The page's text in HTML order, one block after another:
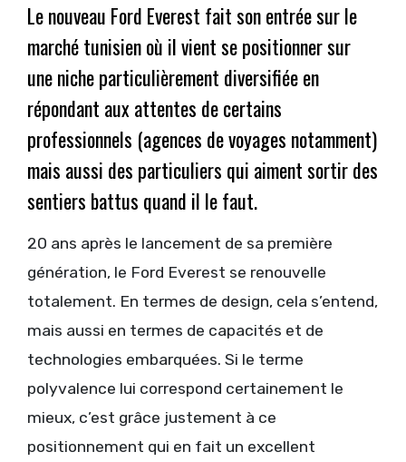
Le nouveau Ford Everest fait son entrée sur le
marché tunisien où il vient se positionner sur
une niche particulièrement diversifiée en
répondant aux attentes de certains
professionnels (agences de voyages notamment)
mais aussi des particuliers qui aiment sortir des
sentiers battus quand il le faut.
20 ans après le lancement de sa première
génération, le Ford Everest se renouvelle
totalement. En termes de design, cela s’entend,
mais aussi en termes de capacités et de
technologies embarquées. Si le terme
polyvalence lui correspond certainement le
mieux, c’est grâce justement à ce
positionnement qui en fait un excellent